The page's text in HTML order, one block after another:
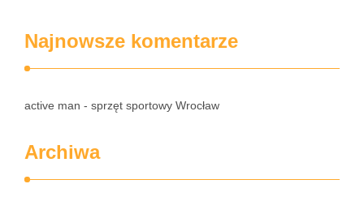
Najnowsze komentarze
active man - sprzęt sportowy Wrocław
Archiwa